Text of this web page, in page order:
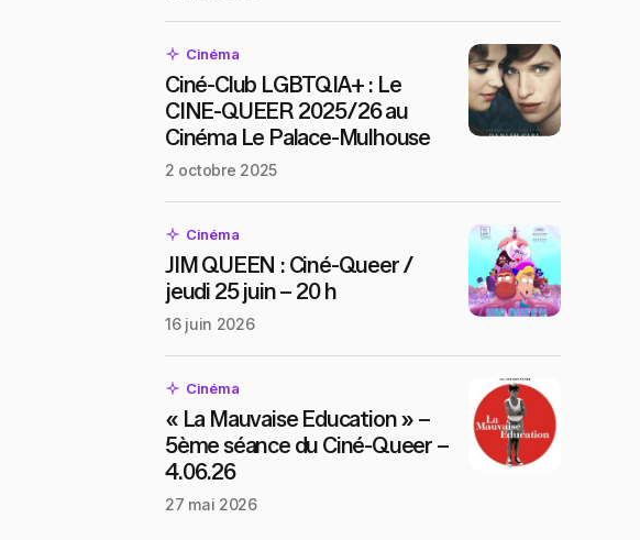
Cinéma
Ciné-Club LGBTQIA+ : Le
CINE-QUEER 2025/26 au
Cinéma Le Palace-Mulhouse
2 octobre 2025
Cinéma
JIM QUEEN : Ciné-Queer /
jeudi 25 juin – 20 h
16 juin 2026
Cinéma
« La Mauvaise Education » –
5ème séance du Ciné-Queer –
4.06.26
27 mai 2026